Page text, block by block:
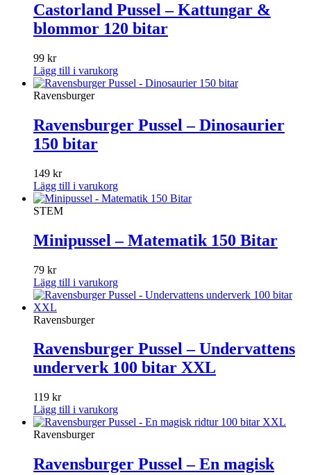
Castorland Pussel – Kattungar &
blommor 120 bitar
99 kr
Lägg till i varukorg
Ravensburger
Ravensburger Pussel – Dinosaurier
150 bitar
149 kr
Lägg till i varukorg
STEM
Minipussel – Matematik 150 Bitar
79 kr
Lägg till i varukorg
Ravensburger
Ravensburger Pussel – Undervattens
underverk 100 bitar XXL
119 kr
Lägg till i varukorg
Ravensburger
Ravensburger Pussel – En magisk